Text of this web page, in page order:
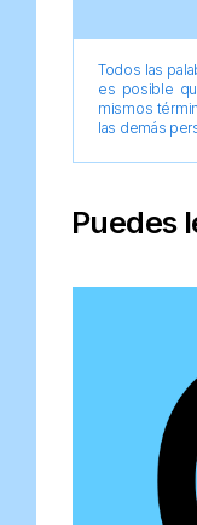
Todos las
es posible
mismos
las demás
Puedes